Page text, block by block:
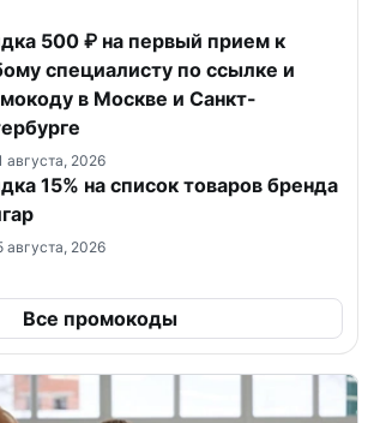
500 ₽ на первый прием к
специалисту по ссылке и
в Москве и Санкт-
августа, 2026
15% на список товаров бренда
августа, 2026
Все промокоды